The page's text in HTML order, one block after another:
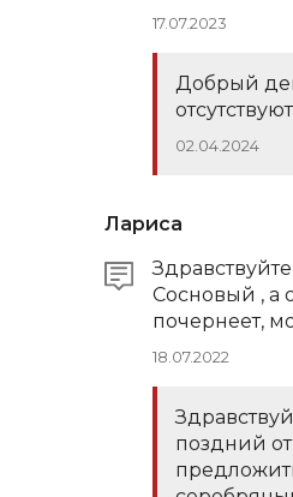
17.07.2023
Добрый
02.04.2024
Лариса
Сосновый , а
почернеет,
18.07.2022
поздний